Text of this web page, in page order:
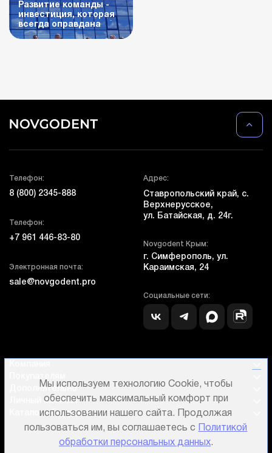
Развитие команды -
инвестиция, которая
всегда оправдана
Телефон:
8 (800) 2345-888
Телефон:
+7 961 446-83-80
Электронная почта:
sale@novgodent.pro
Адрес:
Ставропольский край, с.
Верхнерусское,
ул. Батайская, д. 24г.
Novgodent Крым:
г. Симферополь, ул.
Караимская, 24
Социальные сети:
Дополнительно
Личный кабинет
Каталог оборудования
Мы используем технологию Cookie, чтобы
обеспечить максимальный комфорт при
использовании нашего сайта. Продолжая
пользоваться им, вы соглашаетесь с
Политикой
обработки персональных данных.